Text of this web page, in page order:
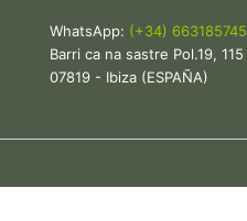
WhatsApp: (+34) 663185745
Barri ca na sastre Pol.19, 115
07819 - Ibiza (ESPAÑA)